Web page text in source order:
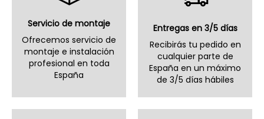
Servicio de montaje
Ofrecemos servicio de
montaje e instalación
profesional en toda
España
Entregas en 3/5 días
Recibirás tu pedido en
cualquier parte de
España en un máximo
de 3/5 días hábiles